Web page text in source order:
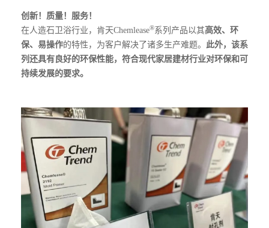
创新！质量！服务！
在人造石卫浴行业，肯天Chemlease®系列产品以其高效、环
保、易操作的特性，为客户解决了诸多生产难题。 此外，该系
列还具有良好的环保性能，符合现代家居建材行业对环保和可
持续发展的要求。